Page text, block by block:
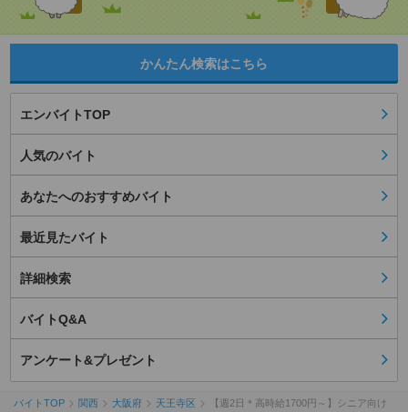
かんたん検索はこちら
エンバイトTOP
人気のバイト
あなたへのおすすめバイト
最近見たバイト
詳細検索
バイトQ&A
アンケート&プレゼント
バイトTOP 関西 大阪府 天王寺区 【週2日＊高時給1700円～】シニア向け